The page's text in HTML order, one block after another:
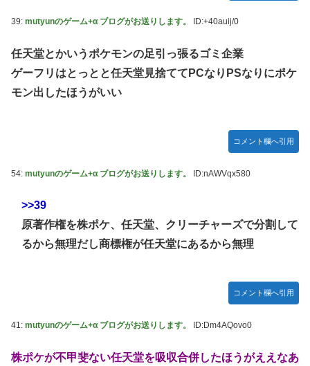
39: mutyunのゲーム+α ブログがお送りします。 ID:+40auij/0
任天堂とかいうポケモンの足引っ張るゴミ企業
ゲーフリはとっとと任天堂見捨ててPCなりPSなりにポケ
モン出したほうがいい
コメント欄へ引用
54: mutyunのゲーム+α ブログがお送りします。 ID:nAWVqx580
>>39
原著作権を株ポケ、任天堂、クリーチャーズで分割して
るから無理だし商標権が任天堂にあるから無理
コメント欄へ引用
41: mutyunのゲーム+α ブログがお送りします。 ID:Dm4AQovo0
株ポケが不甲斐ない任天堂を吸収合併したほうがええなあ